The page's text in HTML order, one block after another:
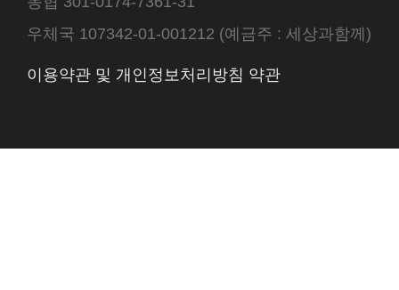
우체국 107342-01-001212 (예금주 : 세상과함께)
이용약관 및 개인정보처리방침 약관